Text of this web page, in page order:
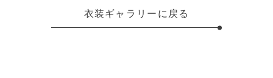
衣装ギャラリーに戻る